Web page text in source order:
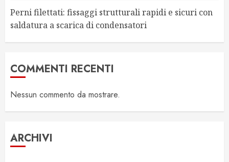
Perni filettati: fissaggi strutturali rapidi e sicuri con
saldatura a scarica di condensatori
COMMENTI RECENTI
Nessun commento da mostrare.
ARCHIVI